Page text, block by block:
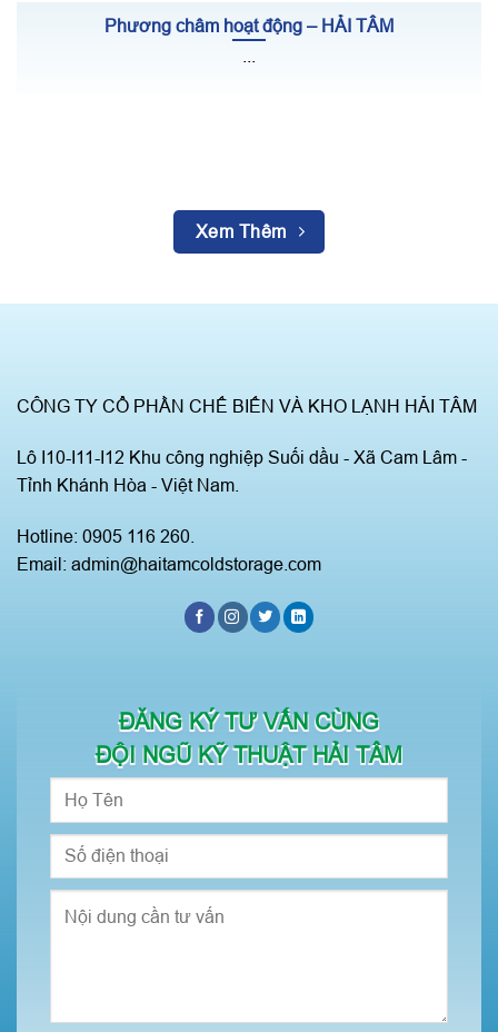
Phương châm hoạt động – HẢI TÂM
Xem Thêm
CÔNG TY CỔ PHẦN CHẾ BIẾN VÀ KHO LẠNH HẢI TÂM
Lô I10-I11-I12 Khu công nghiệp Suối dầu - Xã Cam Lâm -
Tỉnh Khánh Hòa - Việt Nam.
Hotline: 0905 116 260.
Email: admin@haitamcoldstorage.com
ĐĂNG KÝ TƯ VẤN CÙNG
ĐỘI NGŨ KỸ THUẬT HẢI TÂM